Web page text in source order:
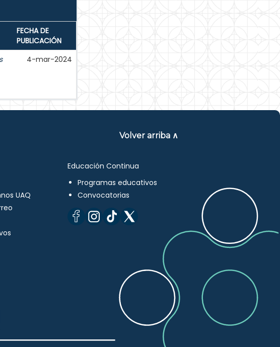
FECHA DE
PUBLICACIÓN
4-mar-2024
Volver arriba ∧
UAQ
Educación Continua
Programas educativos
Convocatorias